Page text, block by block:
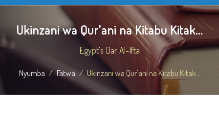
Ukinzani wa Qur'ani na Kitabu Kitak...
Egypt's Dar Al-Ifta
Nyumba Fatwa Ukinzani wa Qur'ani na Kitabu Kitak...